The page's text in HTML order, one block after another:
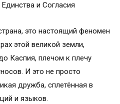
и Согласия
это настоящий феномен
этой великой земли,
Каспия, плечом к плечу
И это не просто
дружба, сплетённая в
и языков.